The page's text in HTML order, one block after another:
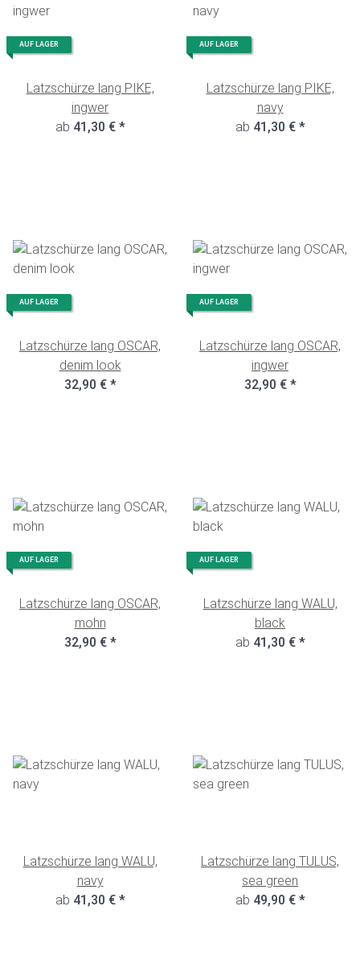
AUF LAGER
Latzschürze lang PIKE,
ingwer
ab 41,30 € *
AUF LAGER
Latzschürze lang PIKE,
navy
ab 41,30 € *
AUF LAGER
Latzschürze lang OSCAR,
denim look
32,90 € *
AUF LAGER
Latzschürze lang OSCAR,
ingwer
32,90 € *
AUF LAGER
Latzschürze lang OSCAR,
mohn
32,90 € *
AUF LAGER
Latzschürze lang WALU,
black
ab 41,30 € *
Latzschürze lang WALU,
navy
ab 41,30 € *
Latzschürze lang TULUS,
sea green
ab 49,90 € *